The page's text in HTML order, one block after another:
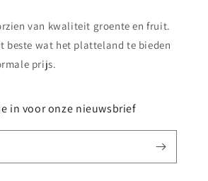
van kwaliteit groente en fruit.
beste wat het platteland te bieden
prijs.
in voor onze nieuwsbrief